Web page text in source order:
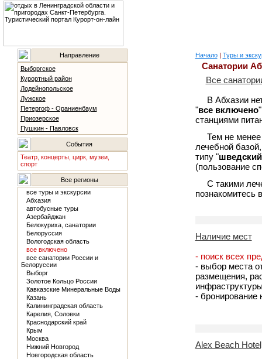
Направление
Выборгское
Курортный район
Лодейнопольское
Лужское
Петергоф - Ораниенбаум
Приозерское
Пушкин - Павловск
События
Театр, концерты, цирк, музеи,
спорт
Все регионы
все туры и экскурсии
Абхазия
автобусные туры
Азербайджан
Белокуриха, санатории
Белоруссия
Вологодская область
все включено
все санатории России и
Белоруссии
Выборг
Золотое Кольцо России
Кавказские Минеральные Воды
Казань
Калининградская область
Карелия, Соловки
Краснодарский край
Крым
Москва
Нижний Новгород
Новгородская область
Начало| Туры и
Санатории
Все
В Абхазии
"все включено
станциями
Тем не менее
лечебной
типу "
(пользование
С такими
познакомитесь
Наличие мест
- поиск всех
- выбор места
размещения,
- бронирование
Alex Beach